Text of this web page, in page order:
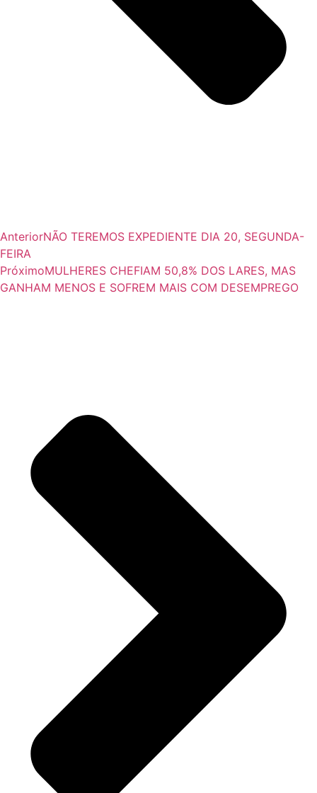
AnteriorNÃO TEREMOS EXPEDIENTE DIA 20, SEGUNDA-
FEIRA
PróximoMULHERES CHEFIAM 50,8% DOS LARES, MAS
GANHAM MENOS E SOFREM MAIS COM DESEMPREGO